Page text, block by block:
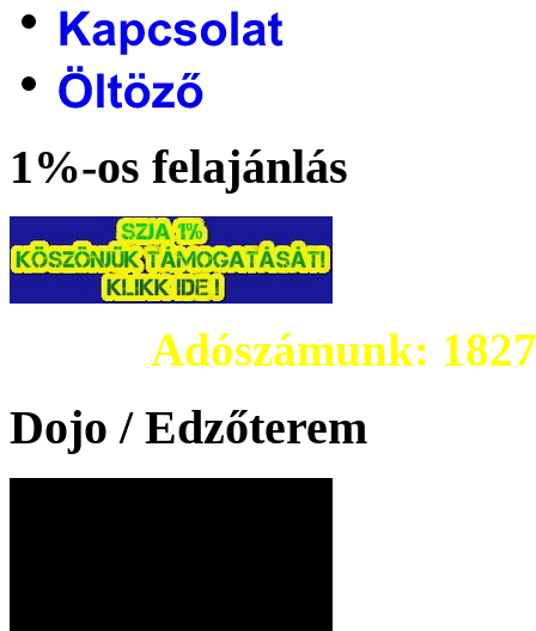
1%-os felajánlás
Adószámunk:
Dojo / Edzőterem